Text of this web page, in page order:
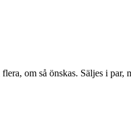
om så önskas. Säljes i par,